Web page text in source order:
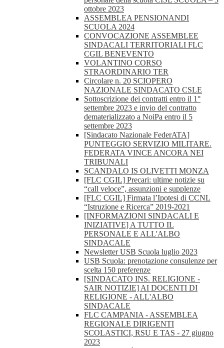
ottobre 2023
ASSEMBLEA PENSIONANDI
SCUOLA 2024
CONVOCAZIONE ASSEMBLEE
SINDACALI TERRITORIALI FLC
CGIL BENEVENTO
VOLANTINO CORSO
STRAORDINARIO TER
Circolare n. 20 SCIOPERO
NAZIONALE SINDACATO CSLE
Sottoscrizione dei contratti entro il 1°
settembre 2023 e invio del contratto
dematerializzato a NoiPa entro il 5
settembre 2023
[Sindacato Nazionale FederATA]
PUNTEGGIO SERVIZIO MILITARE.
FEDERATA VINCE ANCORA NEI
TRIBUNALI
SCANDALO IS OLIVETTI MONZA
[FLC CGIL] Precari: ultime notizie su
“call veloce”, assunzioni e supplenze
[FLC CGIL] Firmata l’Ipotesi di CCNL
“Istruzione e Ricerca” 2019-2021
[INFORMAZIONI SINDACALI E
INIZIATIVE] A TUTTO IL
PERSONALE E ALL'ALBO
SINDACALE
Newsletter USB Scuola luglio 2023
USB Scuola: prenotazione consulenze per
scelta 150 preferenze
[SINDACATO INS. RELIGIONE -
SAIR NOTIZIE] AI DOCENTI DI
RELIGIONE - ALL'ALBO
SINDACALE
FLC CAMPANIA - ASSEMBLEA
REGIONALE DIRIGENTI
SCOLASTICI, RSU E TAS - 27 giugno
2023